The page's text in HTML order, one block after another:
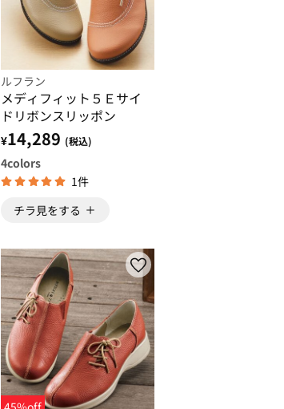
ルフラン
メディフィット５Ｅサイ
ドリボンスリッポン
¥14,289 (税込)
4colors
1件
チラ見をする